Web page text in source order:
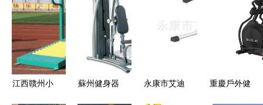
江西贛州小
蘇州健身器
永康市艾迪
重慶戶外健